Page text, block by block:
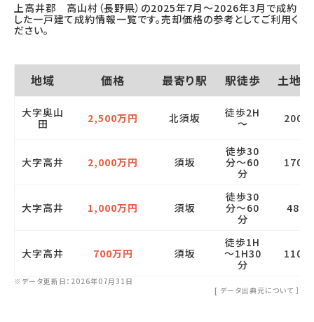
上高井郡 高山村（長野県）の2025年7月～2026年3月 で成約
した一戸建て成約情報一覧です。売却価格の参考としてご利用く
ださい。
地域 価格 最寄り駅 駅徒歩 土地
大字奥山
田
2,500万円 北須坂
徒歩2H
～
2000
大字高井 2,000万円 須坂
徒歩30
分～60
分
1700
大字高井 1,000万円 須坂
徒歩30
分～60
分
480
大字高井 700万円 須坂
徒歩1H
～1H30
分
1100
※データ更新日：2026年07月31日
[ データ出典元について ］